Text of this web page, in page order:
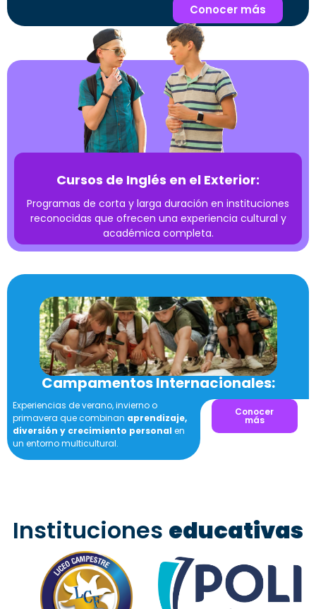
Conocer más
Cursos de Inglés en el Exterior:
Programas de corta y larga duración en instituciones
reconocidas que ofrecen una experiencia cultural y
académica completa.
Campamentos Internacionales:
Experiencias de verano, invierno o
primavera que combinan aprendizaje,
diversión y crecimiento personal en
un entorno multicultural.
Conocer
más
Instituciones educativas